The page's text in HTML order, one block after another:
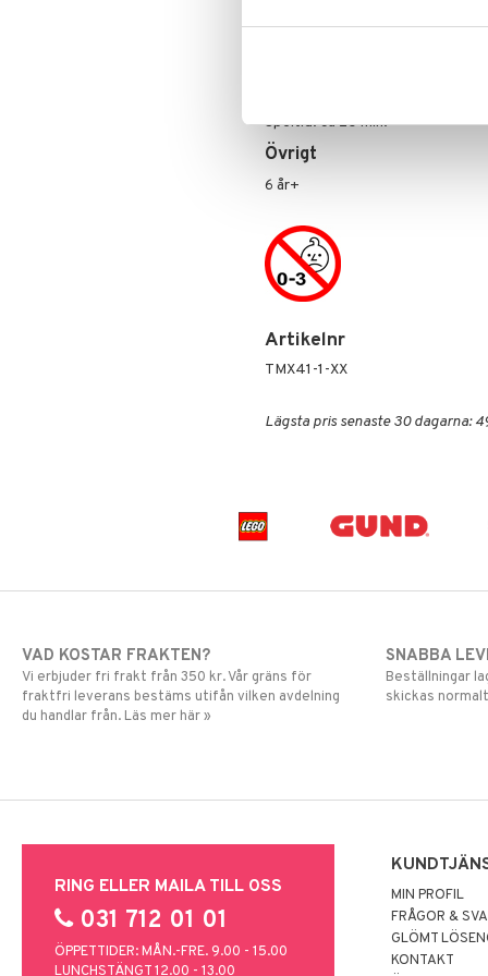
Speltid: ca 20 min.
Övrigt
6 år+
Artikelnr
TMX41-1-XX
Lägsta pris senaste 30 dagarna:
VAD KOSTAR FRAKTEN?
Vi erbjuder fri frakt från 350 kr. Vår gräns för
fraktfri leverans bestäms utifån vilken avdelning
du handlar från. Läs mer här »
SNABBA
Beställningar
skickas
RING ELLER MAILA TILL OSS
031 712 01 01
ÖPPETTIDER: MÅN.-FRE. 9.00 - 15.00
LUNCHSTÄNGT 12.00 - 13.00
MIN PROFIL
FRÅGOR &
GLÖMT
KONTAKT